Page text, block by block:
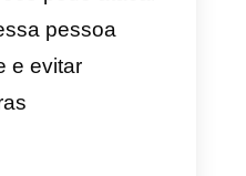
demonstram
para o lead.
em perda de